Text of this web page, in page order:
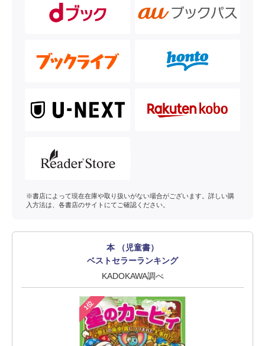
※書店によって現在在庫や取り扱いがない場合がございます。詳しい購
入方法は、各書店のサイトにてご確認ください。
本 （児童書）
ベストセラーランキング
KADOKAWA調べ
1位